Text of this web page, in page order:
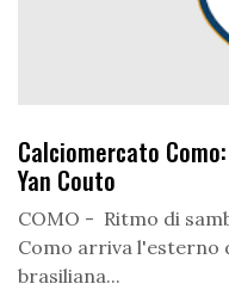
Calciomercato
Yan Couto
COMO - Ritmo di
Como arriva l'esterno
brasiliana...